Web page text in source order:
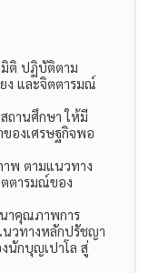
ติ​ ปฏิบัติ​ตาม​
ง​ และ​จิตตารมณ์​
ถาน​ศึกษา​ ให้​มี​
อง​เศรษฐกิจ​พอ
พ​ ตาม​แนวทาง​
ตารมณ์​ของ​
า​คุณภาพ​การ​
วทาง​หลัก​ปรัชญา​
นักบุญ​เปาโล​ สู่​